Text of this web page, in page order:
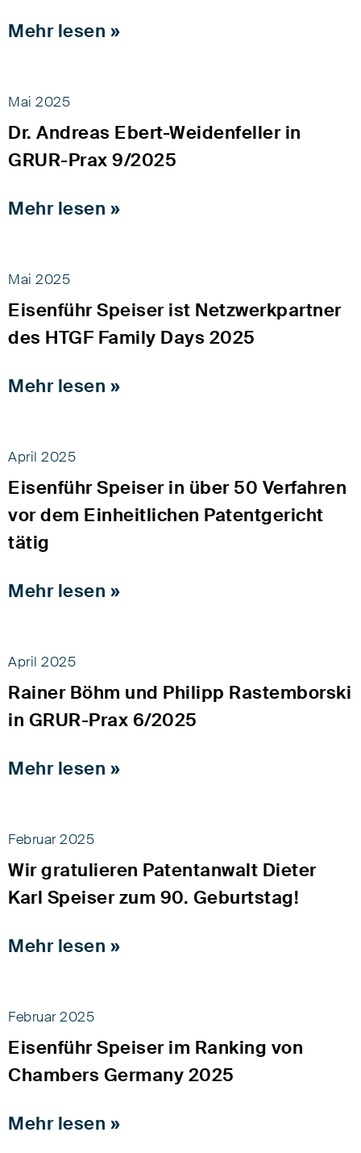
Mehr lesen »
Mai 2025
Dr. Andreas Ebert-Weidenfeller in
GRUR-Prax 9/2025
Mehr lesen »
Mai 2025
Eisenführ Speiser ist Netzwerkpartner
des HTGF Family Days 2025
Mehr lesen »
April 2025
Eisenführ Speiser in über 50 Verfahren
vor dem Einheitlichen Patentgericht
tätig
Mehr lesen »
April 2025
Rainer Böhm und Philipp Rastemborski
in GRUR-Prax 6/2025
Mehr lesen »
Februar 2025
Wir gratulieren Patentanwalt Dieter
Karl Speiser zum 90. Geburtstag!
Mehr lesen »
Februar 2025
Eisenführ Speiser im Ranking von
Chambers Germany 2025
Mehr lesen »